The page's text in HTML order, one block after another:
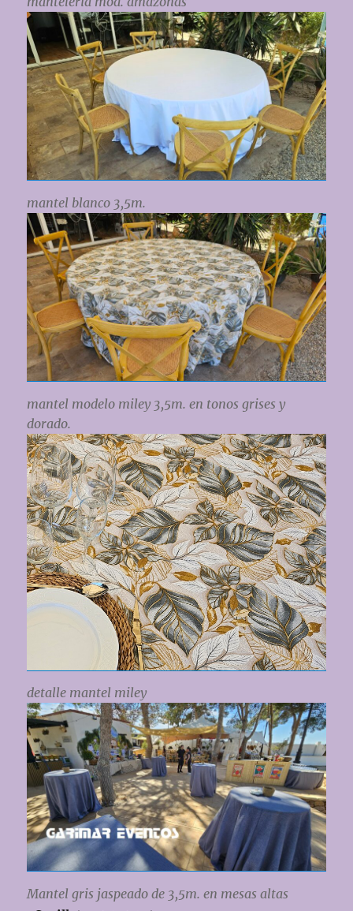
mantel blanco 3,5m.
mantel modelo miley 3,5m. en tonos grises y
dorado.
detalle mantel miley
Mantel gris jaspeado de 3,5m. en mesas altas